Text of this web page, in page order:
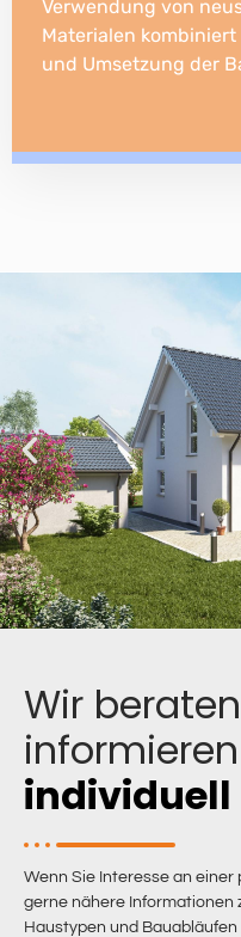
Verwendung von
Materialen
und Umsetzung der
Wir
individuell
Wenn Sie Interesse an
gerne nähere Informationen
Haustypen und